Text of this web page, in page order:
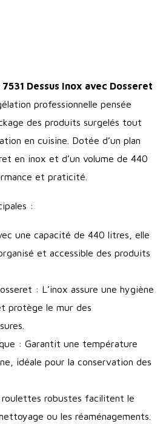
7531 Dessus Inox avec Dosseret
professionnelle pensée
des produits surgelés tout
en cuisine. Dotée d’un plan
en inox et d’un volume de 440
et praticité.
:
une capacité de 440 litres, elle
et accessible des produits
: L’inox assure une hygiène
protège le mur des
: Garantit une température
idéale pour la conservation des
robustes facilitent le
ou les réaménagements.